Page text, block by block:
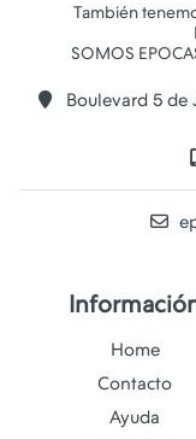
También
Boulevard 5
Home
Contacto
Ayuda